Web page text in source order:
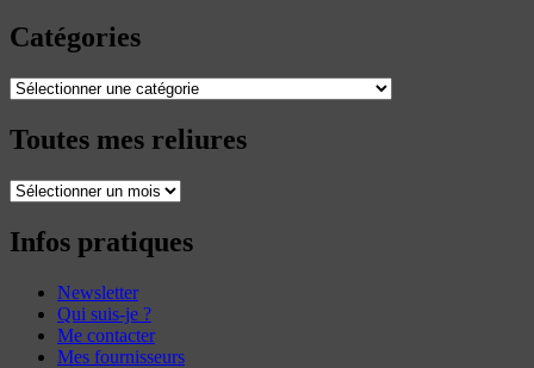
Catégories
Catégories
Toutes mes reliures
Toutes
reliures
Infos pratiques
Newsletter
Qui suis-je ?
Me contacter
Mes fournisseurs